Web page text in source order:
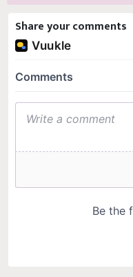
Share your comments